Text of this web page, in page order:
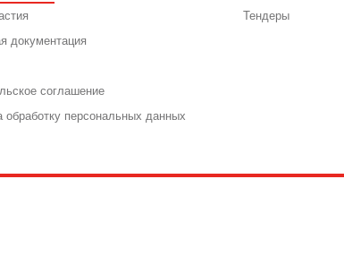
документация
соглашение
обработку персональных данных
Тендеры